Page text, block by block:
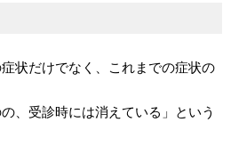
状だけでなく、これまでの症状の
、受診時には消えている」という